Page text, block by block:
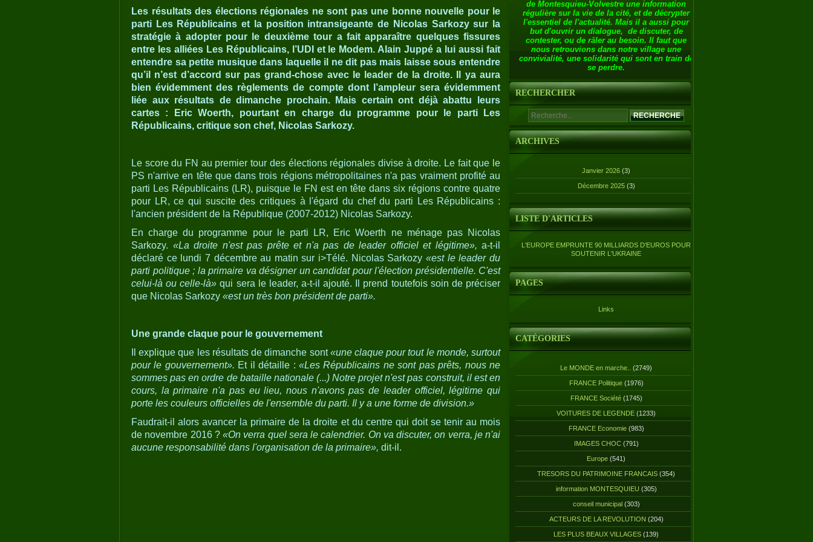
Les résultats des élections régionales ne sont pas une bonne nouvelle pour le
parti Les Républicains et la position intransigeante de Nicolas Sarkozy sur la
stratégie à adopter pour le deuxième tour a fait apparaître quelques fissures
entre les alliées Les Républicains, l’UDI et le Modem. Alain Juppé a lui aussi fait
entendre sa petite musique dans laquelle il ne dit pas mais laisse sous entendre
qu’il n’est d’accord sur pas grand-chose avec le leader de la droite. Il ya aura
bien évidemment des règlements de compte dont l’ampleur sera évidemment
liée aux résultats de dimanche prochain. Mais certain ont déjà abattu leurs
cartes : Eric Woerth, pourtant en charge du programme pour le parti Les
Républicains, critique son chef, Nicolas Sarkozy.
Le score du FN au premier tour des élections régionales divise à droite. Le fait que le
PS n'arrive en tête que dans trois régions métropolitaines n'a pas vraiment profité au
parti Les Républicains (LR), puisque le FN est en tête dans six régions contre quatre
pour LR, ce qui suscite des critiques à l'égard du chef du parti Les Républicains :
l'ancien président de la République (2007-2012) Nicolas Sarkozy.
En charge du programme pour le parti LR, Eric Woerth ne ménage pas Nicolas
Sarkozy. «La droite n'est pas prête et n'a pas de leader officiel et légitime», a-t-il
déclaré ce lundi 7 décembre au matin sur i>Télé. Nicolas Sarkozy«est le leader du
parti politique ; la primaire va désigner un candidat pour l'élection présidentielle. C'est
celui-là ou celle-là» qui sera le leader, a-t-il ajouté. Il prend toutefois soin de préciser
que Nicolas Sarkozy «est un très bon président de parti».
Une grande claque pour le gouvernement
Il explique que les résultats de dimanche sont«une claque pour tout le monde, surtout
pour le gouvernement». Et il détaille :«Les Républicains ne sont pas prêts, nous ne
sommes pas en ordre de bataille nationale (...) Notre projet n'est pas construit, il est en
cours, la primaire n'a pas eu lieu, nous n'avons pas de leader officiel, légitime qui
porte les couleurs officielles de l'ensemble du parti. Il y a une forme de division.»
Faudrait-il alors avancer la primaire de la droite et du centre qui doit se tenir au mois
de novembre 2016 ? «On verra quel sera le calendrier. On va discuter, on verra, je n'ai
aucune responsabilité dans l'organisation de la primaire», dit-il.
de Montesquieu-Volvestre une information
régulière sur la vie de la cité, et de décrypter
l'essentiel de l'actualité. Mais il a aussi pour
but d'ouvrir un dialogue, de discuter, de
contester, ou de râler au besoin. Il faut que
nous retrouvions dans notre village une
convivialité, une solidarité qui sont en train de
se perdre.
RECHERCHER
ARCHIVES
Janvier 2026 (3)
Décembre 2025 (3)
LISTE D'ARTICLES
L'EUROPE EMPRUNTE 90 MILLIARDS D'EUROS POUR
SOUTENIR L'UKRAINE
PAGES
Links
CATÉGORIES
Le MONDE en marche.. (2749)
FRANCE Politique(1976)
FRANCE Société(1745)
VOITURES DE LEGENDE (1233)
FRANCE Economie(983)
IMAGES CHOC(791)
Europe (541)
TRESORS DU PATRIMOINE FRANCAIS (354)
information MONTESQUIEU (305)
conseil municipal(303)
ACTEURS DE LA REVOLUTION (204)
LES PLUS BEAUX VILLAGES (139)